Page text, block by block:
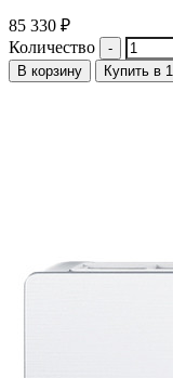
85 330 ₽
Количество
В корзину Купить в